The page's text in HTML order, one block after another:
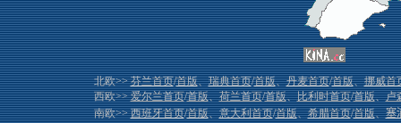
北欧>>芬兰首页/首版、瑞典首页/首版、丹麦首页/首版、挪威首
西欧>>爱尔兰首页/首版、荷兰首页/首版、比利时首页/首版、卢
南欧>>西班牙首页/首版、意大利首页/首版、希腊首页/首版、塞